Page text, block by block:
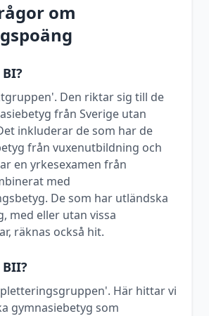
om
Den riktar sig till de
från Sverige utan
inkluderar de som har de
från vuxenutbildning och
en yrkesexamen från
med
De som har utländska
med eller utan vissa
räknas också hit.
Här hittar vi
gymnasiebetyg som